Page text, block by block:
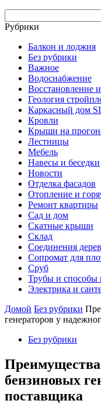
Рубрики
Балкон и лоджия
Без рубрики
Важное
Водоснабжение
Восстановление
Геология
Каркасный дом
Кровли
Крыши на
Лестницы
Мебель
Навесы и беседки
Новости
Отделка фасадов
Отопление и
Ремонт квартиры
Сад и дом
Скатные крыши
Склад
Соединения
Сопромат для
Сруб
Трубы и способы
Электрика и
Домой Без рубрики
генераторов у
Без рубрики
бензиновых
поставщика